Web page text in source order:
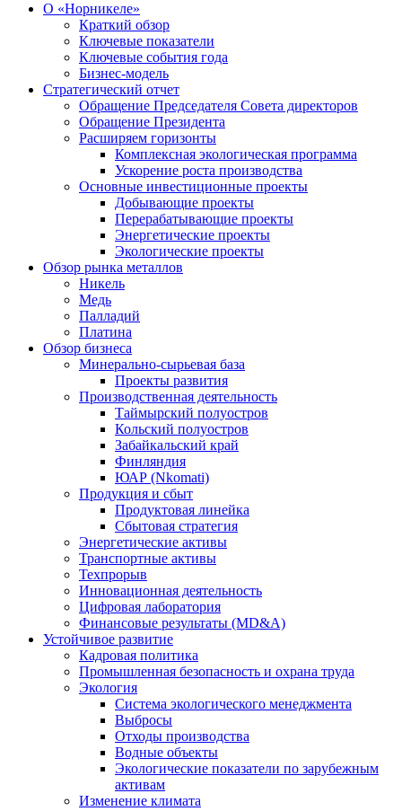
О «Норникеле»
Краткий обзор
Ключевые показатели
Ключевые события года
Бизнес-модель
Стратегический отчет
Обращение Председателя Совета директоров
Обращение Президента
Расширяем горизонты
Комплексная экологическая программа
Ускорение роста производства
Основные инвестиционные проекты
Добывающие проекты
Перерабатывающие проекты
Энергетические проекты
Экологические проекты
Обзор рынка металлов
Никель
Медь
Палладий
Платина
Обзор бизнеса
Минерально-сырьевая база
Проекты развития
Производственная деятельность
Таймырский полуостров
Кольский полуостров
Забайкальский край
Финляндия
ЮАР (Nkomati)
Продукция и сбыт
Продуктовая линейка
Сбытовая стратегия
Энергетические активы
Транспортные активы
Техпрорыв
Инновационная деятельность
Цифровая лаборатория
Финансовые результаты (MD&A)
Устойчивое развитие
Кадровая политика
Промышленная безопасность и охрана труда
Экология
Система экологического менеджмента
Выбросы
Отходы производства
Водные объекты
Экологические показатели по зарубежным
активам
Изменение климата